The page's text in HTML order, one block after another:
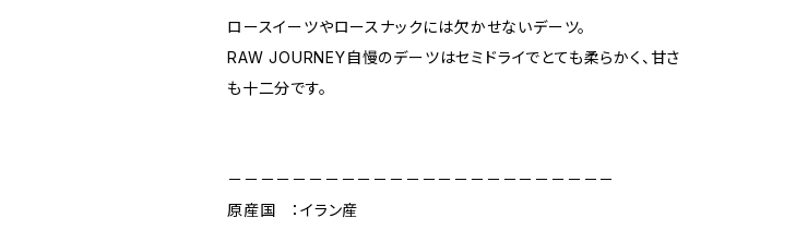
ロースイーツやロースナックには欠かせないデーツ。
RAW JOURNEY自慢のデーツはセミドライでとても柔らかく、甘さ
も十二分です。
－－－－－－－－－－－－－－－－－－－－－－－－
原産国 ：イラン産